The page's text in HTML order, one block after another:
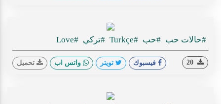
#حالات حب #حب #Turkçe #تركي #Love
فيسبوك تويتر واتس اب تحميل